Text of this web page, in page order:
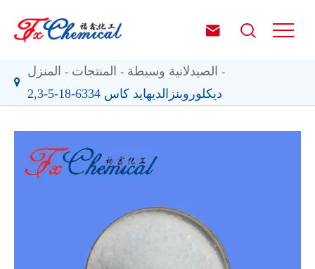
 
المنزل المنتجات
الصيدلانية وسيطة
2,3-ديكلوروبنزالديهايد كاس 6334-18-5